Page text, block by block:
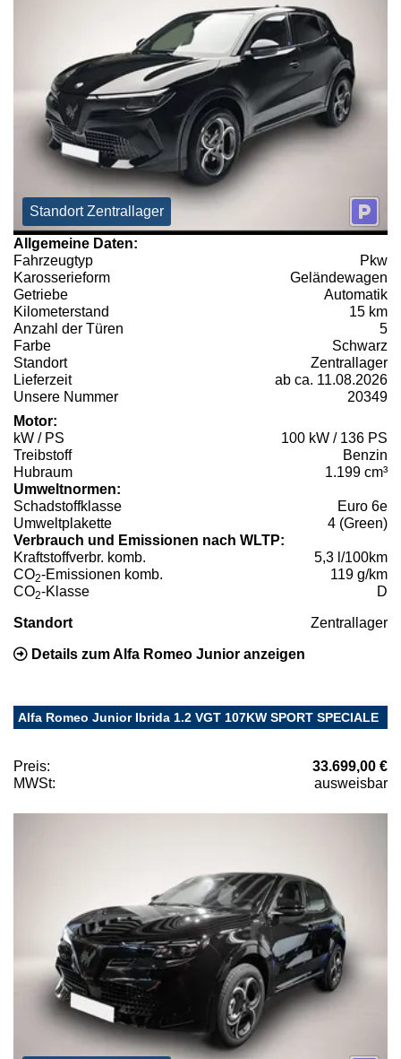
Standort Zentrallager
Allgemeine Daten:
Fahrzeugtyp
Pkw
Karosserieform
Geländewagen
Getriebe
Automatik
Kilometerstand
15 km
Anzahl der Türen
5
Farbe
Schwarz
Standort
Zentrallager
Lieferzeit
ab ca. 11.08.2026
Unsere Nummer
20349
Motor:
kW / PS
100 kW / 136 PS
Treibstoff
Benzin
Hubraum
1.199 cm³
Umweltnormen:
Schadstoffklasse
Euro 6e
Umweltplakette
4 (Green)
Verbrauch und Emissionen nach WLTP:
Kraftstoffverbr. komb.
5,3 l/100km
CO2-Emissionen komb.
119 g/km
CO2-Klasse D
Standort Zentrallager
Details zum Alfa Romeo Junior anzeigen
Alfa Romeo Junior Ibrida 1.2 VGT 107KW SPORT SPECIALE
Preis:
33.699,00 €
MWSt:
ausweisbar